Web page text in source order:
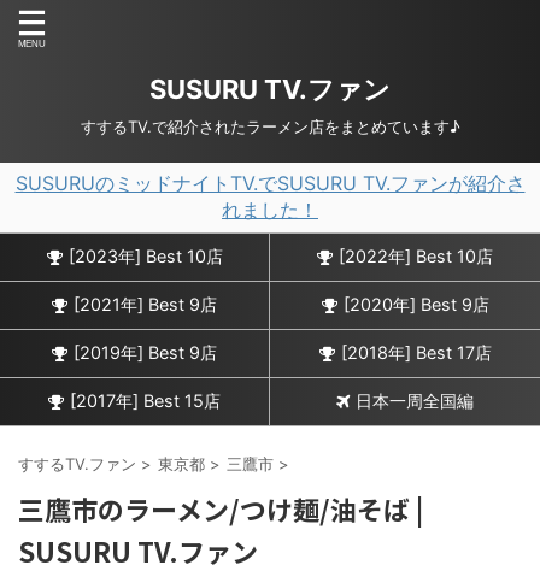
SUSURU TV.ファン
すするTV.で紹介されたラーメン店をまとめています♪
SUSURUのミッドナイトTV.でSUSURU TV.ファンが紹介さ
れました！
[2023年] Best 10店 [2022年] Best 10店
[2021年] Best 9店 [2020年] Best 9店
[2019年] Best 9店 [2018年] Best 17店
[2017年] Best 15店 日本一周全国編
すするTV.ファン > 東京都 > 三鷹市 >
三鷹市のラーメン/つけ麺/油そば |
SUSURU TV.ファン